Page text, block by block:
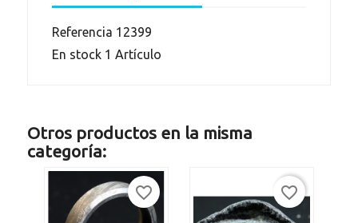
Referencia 12399
En stock 1 Artículo
Otros productos en la misma
categoría:
favorite_border favorite_border